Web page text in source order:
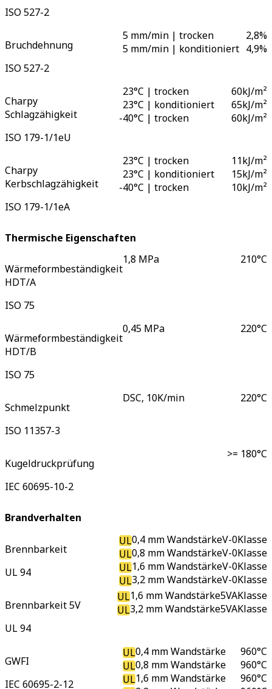
ISO 527-2
Bruchdehnung
ISO 527-2
5 mm/min | trocken
5 mm/min | konditioniert
2,8%
4,9%
Charpy
Schlagzähigkeit
ISO 179-1/1eU
23°C | trocken
23°C | konditioniert
40°C | trocken
-
60kJ/m²
65kJ/m²
60kJ/m²
Charpy
Kerbschlagzähigkeit
ISO 179-1/1eA
23°C | trocken
23°C | konditioniert
40°C | trocken
-
11kJ/m²
15kJ/m²
10kJ/m²
Thermische Eigenschaften
Wärmeformbeständigkeit
HDT/A
ISO 75
1,8 MPa 210°C
Wärmeformbeständigkeit
HDT/B
ISO 75
0,45 MPa 220°C
Schmelzpunkt
ISO 11357-3
DSC, 10K/min 220°C
Kugeldruckprüfung
IEC 60695-10-2
>= 180°C
Brandverhalten
Brennbarkeit
UL 94
UL0,4 mm Wandstärke
UL0,8 mm Wandstärke
UL1,6 mm Wandstärke
UL3,2 mm Wandstärke
V-0Klasse
V-0Klasse
V-0Klasse
V-0Klasse
Brennbarkeit 5V
UL 94
UL1,6 mm Wandstärke
UL3,2 mm Wandstärke
5VAKlasse
5VAKlasse
GWFI
IEC 60695-2-12
UL0,4 mm Wandstärke
UL0,8 mm Wandstärke
UL1,6 mm Wandstärke
960°C
960°C
960°C